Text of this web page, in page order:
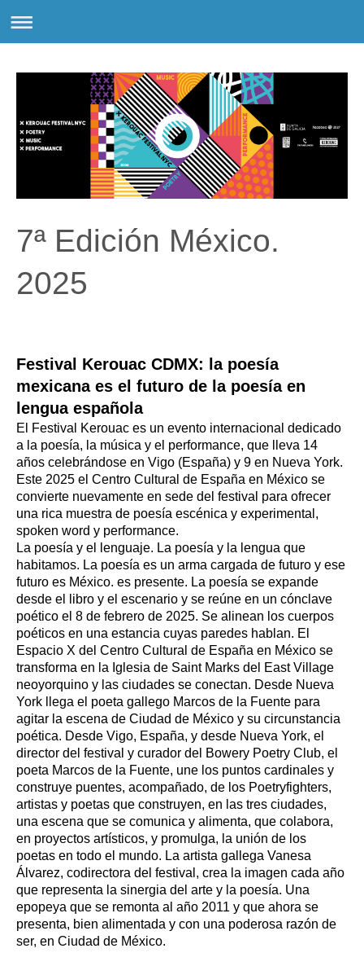
7ª Edición México.
2025
Festival Kerouac CDMX: la poesía
mexicana es el futuro de la poesía en
lengua española
El Festival Kerouac es un evento internacional dedicado
a la poesía, la música y el performance, que lleva 14
años celebrándose en Vigo (España) y 9 en Nueva York.
Este 2025 el Centro Cultural de España en México se
convierte nuevamente en sede del festival para ofrecer
una rica muestra de poesía escénica y experimental,
spoken word y performance.
La poesía y el lenguaje. La poesía y la lengua que
habitamos. La poesía es un arma cargada de futuro y ese
futuro es México. es presente. La poesía se expande
desde el libro y el escenario y se reúne en un cónclave
poético el 8 de febrero de 2025. Se alinean los cuerpos
poéticos en una estancia cuyas paredes hablan. El
Espacio X del Centro Cultural de España en México se
transforma en la Iglesia de Saint Marks del East Village
neoyorquino y las ciudades se conectan. Desde Nueva
York llega el poeta gallego Marcos de la Fuente para
agitar la escena de Ciudad de México y su circunstancia
poética. Desde Vigo, España, y desde Nueva York, el
director del festival y curador del Bowery Poetry Club, el
poeta Marcos de la Fuente, une los puntos cardinales y
construye puentes, acompañado, de los Poetryfighters,
artistas y poetas que construyen, en las tres ciudades,
una escena que se comunica y alimenta, que colabora,
en proyectos artísticos, y promulga, la unión de los
poetas en todo el mundo. La artista gallega Vanesa
Álvarez, codirectora del festival, crea la imagen cada año
que representa la sinergia del arte y la poesía. Una
epopeya que se remonta al año 2011 y que ahora se
presenta, bien alimentada y con una poderosa razón de
ser, en Ciudad de México.